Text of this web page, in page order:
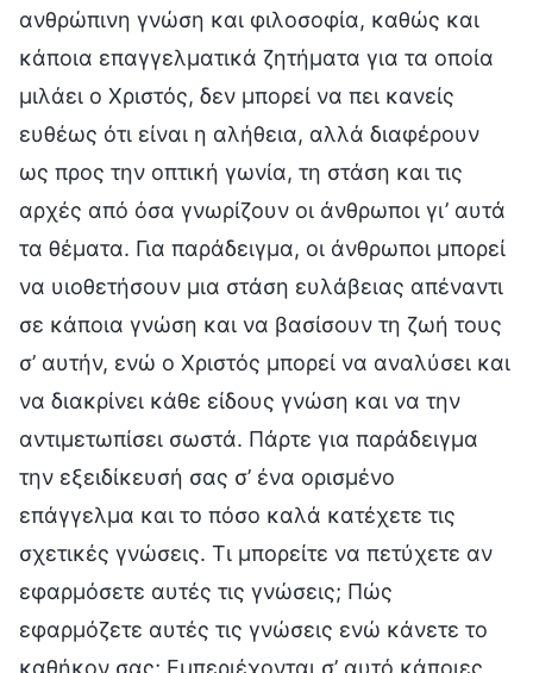
ανθρώπινη γνώση και φιλοσοφία, καθώς και
κάποια επαγγελματικά ζητήματα για τα οποία
μιλάει ο Χριστός, δεν μπορεί να πει κανείς
ευθέως ότι είναι η αλήθεια, αλλά διαφέρουν
ως προς την οπτική γωνία, τη στάση και τις
αρχές από όσα γνωρίζουν οι άνθρωποι γι’ αυτά
τα θέματα. Για παράδειγμα, οι άνθρωποι μπορεί
να υιοθετήσουν μια στάση ευλάβειας απέναντι
σε κάποια γνώση και να βασίσουν τη ζωή τους
σ’ αυτήν, ενώ ο Χριστός μπορεί να αναλύσει και
να διακρίνει κάθε είδους γνώση και να την
αντιμετωπίσει σωστά. Πάρτε για παράδειγμα
την εξειδίκευσή σας σ’ ένα ορισμένο
επάγγελμα και το πόσο καλά κατέχετε τις
σχετικές γνώσεις. Τι μπορείτε να πετύχετε αν
εφαρμόσετε αυτές τις γνώσεις; Πώς
εφαρμόζετε αυτές τις γνώσεις ενώ κάνετε το
καθήκον σας; Εμπεριέχονται σ’ αυτό κάποιες